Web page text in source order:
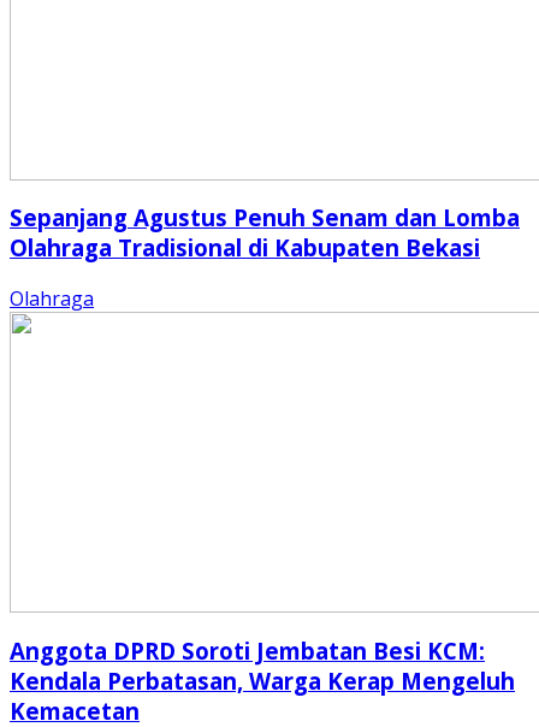
Sepanjang Agustus Penuh Senam dan Lomba
Olahraga Tradisional di Kabupaten Bekasi
Olahraga
Anggota DPRD Soroti Jembatan Besi KCM:
Kendala Perbatasan, Warga Kerap Mengeluh
Kemacetan